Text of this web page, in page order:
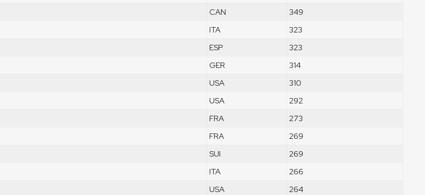
CAN
349
ITA
323
ESP
323
GER
314
USA
310
USA
292
FRA
273
FRA
269
SUI
269
ITA
266
USA
264